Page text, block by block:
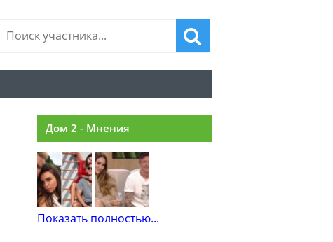
Дом 2 - Мнения
Показать полностью...